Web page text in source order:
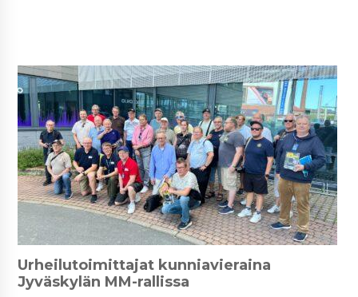
Urheilutoimittajat kunniavieraina
Jyväskylän MM-rallissa